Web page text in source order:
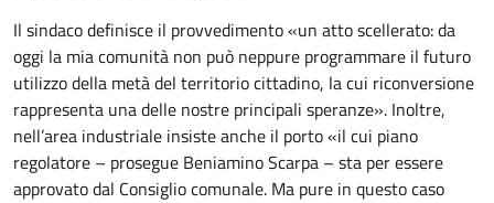
Il sindaco definisce il provvedimento «un atto scellerato: da
oggi la mia comunità non può neppure programmare il futuro
utilizzo della metà del territorio cittadino, la cui riconversione
rappresenta una delle nostre principali speranze». Inoltre,
nell’area industriale insiste anche il porto «il cui piano
regolatore – prosegue Beniamino Scarpa – sta per essere
approvato dal Consiglio comunale. Ma pure in questo caso